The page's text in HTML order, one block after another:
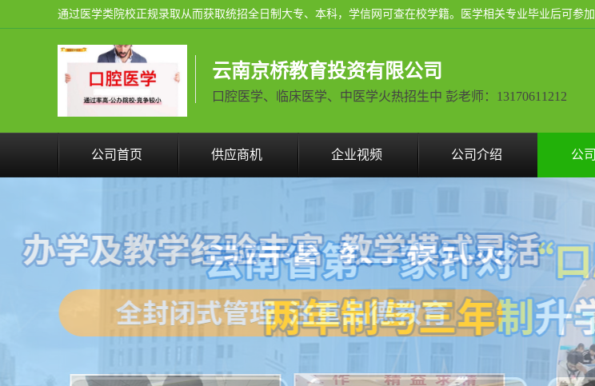
云南京桥教育投资有限公司
口腔医学、临床医学、中医学火热招生中 彭老师：13170611212
公司首页 供应商机 企业视频 公司介绍 公